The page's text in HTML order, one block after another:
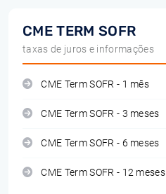
CME TERM SOFR
taxas de juros e informações
CME Term SOFR - 1 mês
CME Term SOFR - 3 meses
CME Term SOFR - 6 meses
CME Term SOFR - 12 meses